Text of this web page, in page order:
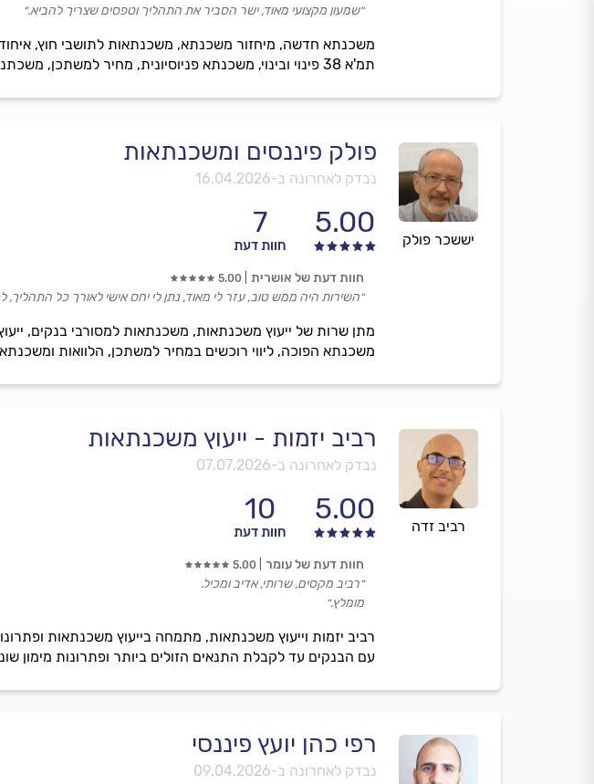
תמ'א 38 פינוי ובינוי, משכנתא פניוסיונית, מחיר למשתכן, משכתנא 90% מימון, הלוואות חוץ בנקיאיות, תשלום על בסיס הצלחה
״שמעון מקצועי מאוד, ישר הסביר את התהליך וטפסים שצריך להביא.״
יששכר פולק
פולק פיננסים ומשכנתאות
נבדק לאחרונה ב-16.04.2026
5.00
7
חוות דעת
מתן שרות של ייעוץ משכנתאות, משכנתאות למסורבי בנקים,
משכנתא הפוכה, ליווי רוכשים במחיר למשתכן, הלוואות
חוות דעת של אושרית 5.00
״השירות היה ממש טוב, עזר לי מאוד, נתן לי יחס אישי לאורך כל התהליך,
רביב זדה
רביב יזמות - ייעוץ משכנתאות
נבדק לאחרונה ב-07.07.2026
5.00
10
חוות דעת
רביב יזמות וייעוץ משכנתאות, מתמחה בייעוץ משכנתאות
עם הבנקים עד לקבלת התנאים הזולים ביותר ופתרונות מימון
חוות דעת של עומר 5.00
״רביב מקסים, שרותי, אדיב ומכיל.
מומלץ.״
רפי כהן יועץ פיננסי
נבדק לאחרונה ב-09.04.2026